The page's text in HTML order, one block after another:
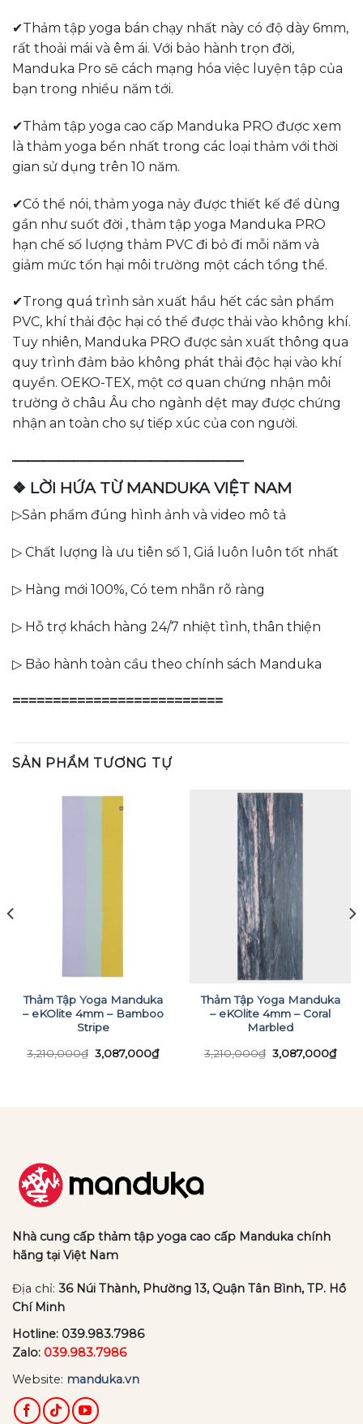
✔Thảm tập yoga bán chạy nhất này có độ dày 6mm,
rất thoải mái và êm ái. Với bảo hành trọn đời,
Manduka Pro sẽ cách mạng hóa việc luyện tập của
bạn trong nhiều năm tới.
✔Thảm tập yoga cao cấp Manduka PRO được xem
là thảm yoga bền nhất trong các loại thảm với thời
gian sử dụng trên 10 năm.
✔Có thể nói, thảm yoga nảy được thiết kế để dùng
gần như suốt đời , thảm tập yoga Manduka PRO
hạn chế số lượng thảm PVC đi bỏ đi mỗi năm và
giảm mức tổn hại môi trường một cách tổng thể.
✔Trong quá trình sản xuất hầu hết các sản phẩm
PVC, khí thải độc hại có thể được thải vào không khí.
Tuy nhiên, Manduka PRO được sản xuất thông qua
quy trình đảm bảo không phát thải độc hại vào khí
quyển. OEKO-TEX, một cơ quan chứng nhận môi
trường ở châu Âu cho ngành dệt may được chứng
nhận an toàn cho sự tiếp xúc của con người.
———————————————
❖ LỜI HỨA TỪ MANDUKA VIỆT NAM
▷Sản phẩm đúng hình ảnh và video mô tả
▷ Chất lượng là ưu tiên số 1, Giá luôn luôn tốt nhất
▷ Hàng mới 100%, Có tem nhãn rõ ràng
▷ Hỗ trợ khách hàng 24/7 nhiệt tình, thân thiện
▷ Bảo hành toàn cầu theo chính sách Manduka
==========================
SẢN PHẨM TƯƠNG TỰ
Thảm Tập Yoga Manduka
– eKOlite 4mm – Bamboo
Stripe
3,210,000₫ Giá
gốc
3,087,000₫Giá
hiện
Thảm Tập Yoga Manduka
– eKOlite 4mm – Coral
Marbled
3,210,000₫ Giá
gốc
3,087,000₫Giá
hiện
Nhà cung cấp thảm tập yoga cao cấp Manduka chính
hãng tại Việt Nam
Địa chỉ: 36 Núi Thành, Phường 13, Quận Tân Bình, TP. Hồ
Chí Minh
Hotline: 039.983.7986
Zalo: 039.983.7986
Website: manduka.vn